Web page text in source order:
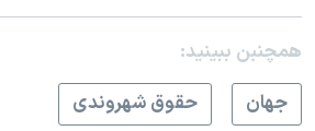
همچنبن ببینید:
جهان
حقوق شهروندی